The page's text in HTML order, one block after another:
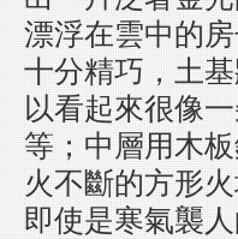
漂浮在雲中的
十分精巧，土
以看起來很像
等；中層用木
火不斷的方形
即使是寒氣襲